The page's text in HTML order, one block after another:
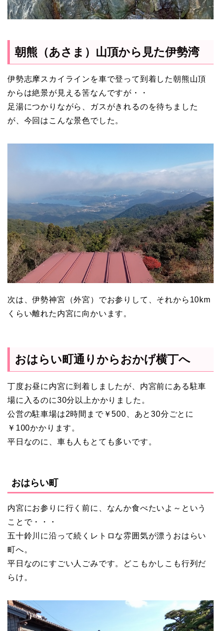
朝熊（あさま）山頂から見た伊勢湾
伊勢志摩スカイラインを車で登って到着した朝熊山頂
からは絶景が見える筈なんですが・・
足湯につかりながら、ガスがきれるのを待ちました
が、今回はこんな景色でした。
次は、伊勢神宮（外宮）でお参りして、それから10km
くらい離れた内宮に向かいます。
おはらい町通りからおかげ横丁へ
丁度お昼に内宮に到着しましたが、内宮前にある駐車
場に入るのに30分以上かかりました。
公営の駐車場は2時間まで￥500、あと30分ごとに
￥100かかります。
平日なのに、車も人もとても多いです。
おはらい町
内宮にお参りに行く前に、なんか食べたいよ～という
ことで・・・
五十鈴川に沿って続くレトロな雰囲気が漂うおはらい
町へ。
平日なのにすごい人ごみです。どこもかしこも行列だ
らけ。